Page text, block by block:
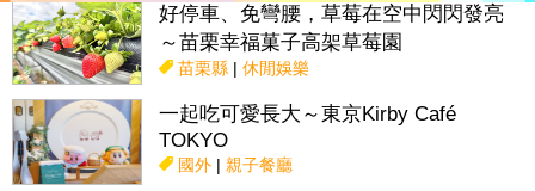
好停車、免彎腰，草莓在空中閃閃發亮
～苗栗幸福菓子高架草莓園
苗栗縣| 休閒娛樂
一起吃可愛長大～東京Kirby Café
TOKYO
國外| 親子餐廳